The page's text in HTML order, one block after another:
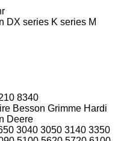
DX series K series M
8340
Besson Grimme Hardi
Deere
3040 3050 3140 3350